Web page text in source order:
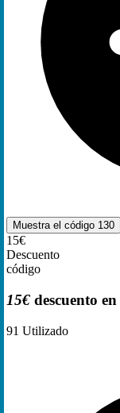
Muestra el código 130
15€
Descuento
código
15€ descuento
91 Utilizado